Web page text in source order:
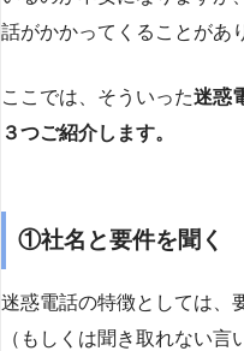
話がかかってくることがあ
ここでは、そういった迷惑
３つご紹介します。
①社名と要件を聞く
迷惑電話の特徴としては、
（もしくは聞き取れない言